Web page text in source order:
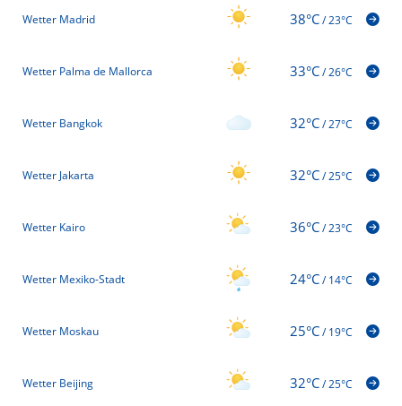
Wetter Madrid 38°C/23°C
Wetter Palma de Mallorca 33°C/26°C
Wetter Bangkok 32°C/27°C
Wetter Jakarta 32°C/25°C
Wetter Kairo 36°C/23°C
Wetter Mexiko-Stadt 24°C/14°C
Wetter Moskau 25°C/19°C
Wetter Beijing 32°C/25°C